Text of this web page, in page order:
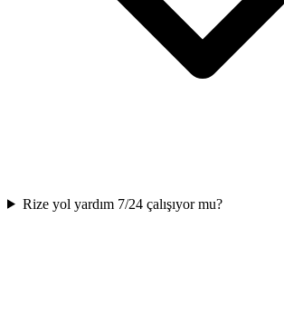
Rize yol yardım 7/24 çalışıyor mu?